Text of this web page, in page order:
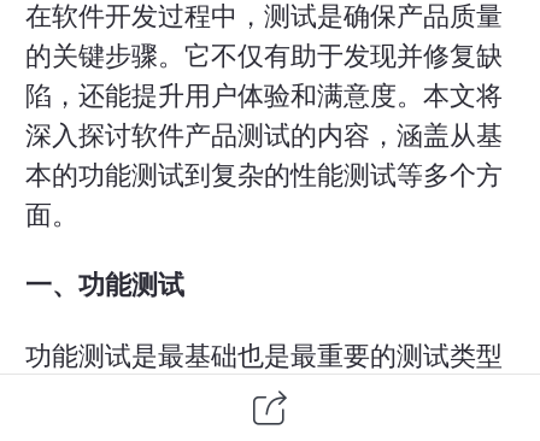
在软件开发过程中，测试是确保产品质量
的关键步骤。它不仅有助于发现并修复缺
陷，还能提升用户体验和满意度。本文将
深入探讨软件产品测试的内容，涵盖从基
本的功能测试到复杂的性能测试等多个方
面。
一、功能测试
功能测试是最基础也是最重要的测试类型
之一，主要目的是验证软件是否按照预期